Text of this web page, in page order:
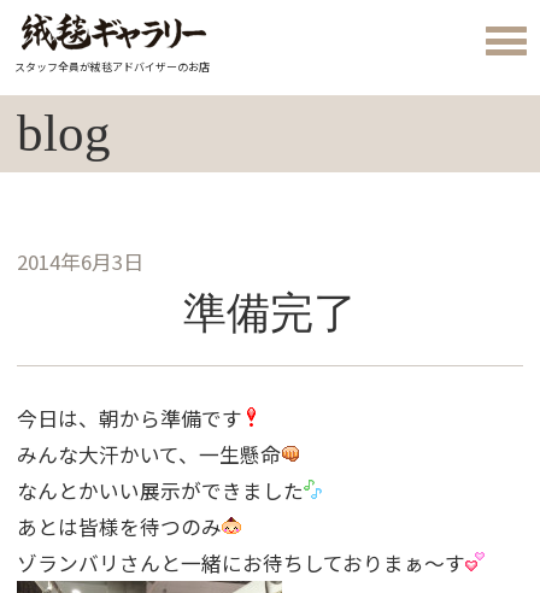
スタッフ全員が絨毯アドバイザーのお店
blog
2014年6月3日
準備完了
今日は、朝から準備です
みんな大汗かいて、一生懸命
なんとかいい展示ができました
あとは皆様を待つのみ
ゾランバリさんと一緒にお待ちしておりまぁ〜す